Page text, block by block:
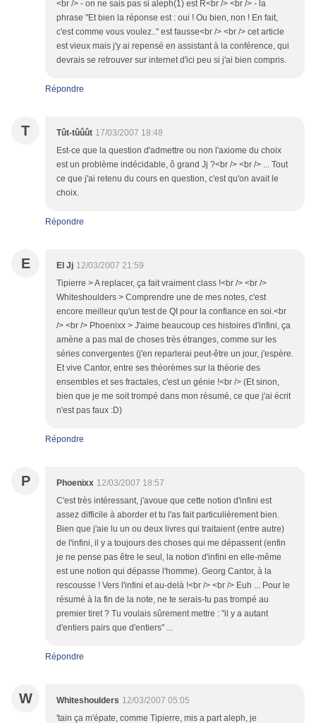
<br /> - on ne sais pas si aleph(1) est R<br /> <br /> - la
phrase "Et bien la réponse est : oui ! Ou bien, non ! En fait,
c'est comme vous voulez.." est fausse<br /> <br /> cet article
est vieux mais j'y ai repensé en assistant à la conférence, qui
devrais se retrouver sur internet d'ici peu si j'ai bien compris.
Répondre
T Tût-tûûût 17/03/2007 18:48
Est-ce que la question d'admettre ou non l'axiome du choix
est un problème indécidable, ô grand Jj ?<br /> <br /> ... Tout
ce que j'ai retenu du cours en question, c'est qu'on avait le
choix.
Répondre
E El Jj 12/03/2007 21:59
Tipierre > A replacer, ça fait vraiment class !<br /> <br />
Whiteshoulders > Comprendre une de mes notes, c'est
encore meilleur qu'un test de QI pour la confiance en soi.<br
/> <br /> Phoenixx > J'aime beaucoup ces histoires d'infini, ça
amène a pas mal de choses très étranges, comme sur les
séries convergentes (j'en reparlerai peut-être un jour, j'espère.
Et vive Cantor, entre ses théorèmes sur la théorie des
ensembles et ses fractales, c'est un génie !<br /> (Et sinon,
bien que je me soit trompé dans mon résumé, ce que j'ai écrit
n'est pas faux :D)
Répondre
P Phoenixx 12/03/2007 18:57
C'est très intéressant, j'avoue que cette notion d'infini est
assez difficile à aborder et tu l'as fait particulièrement bien.
Bien que j'aie lu un ou deux livres qui traitaient (entre autre)
de l'infini, il y a toujours des choses qui me dépassent (enfin
je ne pense pas être le seul, la notion d'infini en elle-même
est une notion qui dépasse l'homme). Georg Cantor, à la
rescousse ! Vers l'infini et au-delà !<br /> <br /> Euh ... Pour le
résumé à la fin de la note, ne te serais-tu pas trompé au
premier tiret ? Tu voulais sûrement mettre : "il y a autant
d'entiers pairs que d'entiers" ...
Répondre
W Whiteshoulders 12/03/2007 05:05
'tain ça m'épate, comme Tipierre, mis a part aleph, je